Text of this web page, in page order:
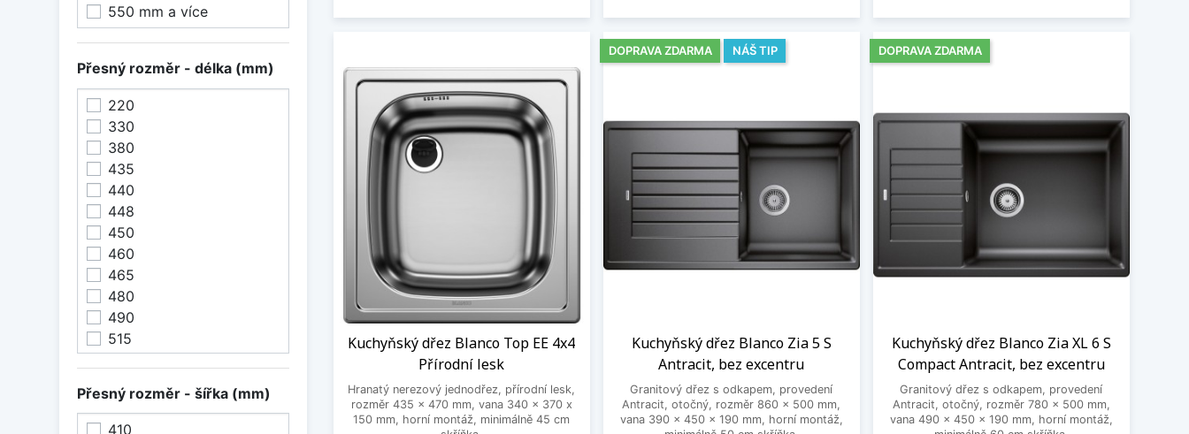
550 mm a více
Přesný rozměr - délka (mm)
220
330
380
435
440
448
450
460
465
480
490
515
540
560
584
Přesný rozměr - šířka (mm)
410
Kuchyňský dřez Blanco Top EE 4x4
Přírodní lesk
Hranatý nerezový jednodřez, přírodní lesk,
rozměr 435 x 470 mm, vana 340 x 370 x
150 mm, horní montáž, minimálně 45 cm
Kuchyňský dřez Blanco Zia 5 S
Antracit, bez excentru
Granitový dřez s odkapem, provedení
Antracit, otočný, rozměr 860 x 500 mm,
vana 390 x 450 x 190 mm, horní montáž,
DOPRAVA ZDARMA NÁŠ TIP
Kuchyňský dřez Blanco Zia XL 6 S
Compact Antracit, bez excentru
Granitový dřez s odkapem, provedení
Antracit, otočný, rozměr 780 x 500 mm,
vana 490 x 450 x 190 mm, horní montáž,
DOPRAVA ZDARMA